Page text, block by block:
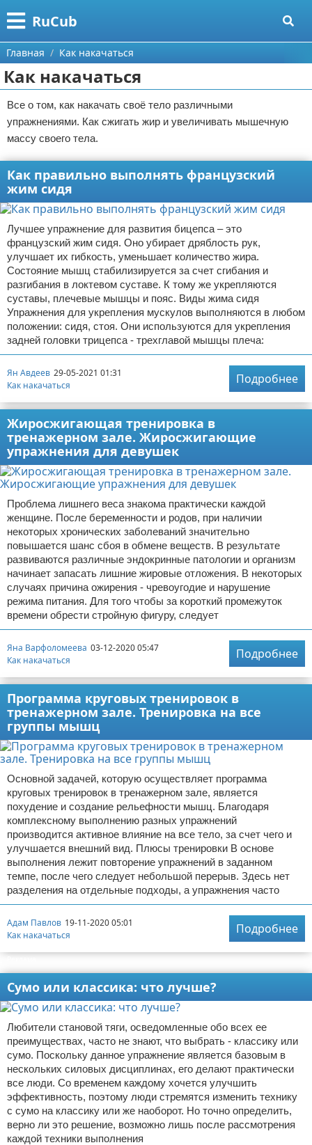
RuCub
Меню
Главная
Категории
Аэробика
Разное про спорт
Баскетбол
Бодибилдинг
Конный спорт
Экстримальный спорт
Футбол
Боевые виды искусства
Теннис
Легкая атлетика
Водный спорт
Похудание
Йога и пилатес
Хоккей
Волейбол
Детский спорт
Зимние виды спорта
Тренировки дома
Спортивное питание
Поиск
О проекте
Контакты
Сотрудничество
Размещение рекламы
Для правообладателей
Условия предоставления информации
Отказ от ответственности
Главная Как накачаться
Как накачаться
Все о том, как накачать своё тело различными
упражнениями. Как сжигать жир и увеличивать мышечную
массу своего тела.
Как правильно выполнять французский
жим сидя
Лучшее упражнение для развития бицепса – это
французский жим сидя. Оно убирает дряблость рук,
улучшает их гибкость, уменьшает количество жира.
Состояние мышц стабилизируется за счет сгибания и
разгибания в локтевом суставе. К тому же укрепляются
суставы, плечевые мышцы и пояс. Виды жима сидя
Упражнения для укрепления мускулов выполняются в любом
положении: сидя, стоя. Они используются для укрепления
задней головки трицепса - трехглавой мышцы плеча:
Ян Авдеев 29-05-2021 01:31
Как накачаться
Подробнее
Жиросжигающая тренировка в
тренажерном зале. Жиросжигающие
упражнения для девушек
Проблема лишнего веса знакома практически каждой
женщине. После беременности и родов, при наличии
некоторых хронических заболеваний значительно
повышается шанс сбоя в обмене веществ. В результате
развиваются различные эндокринные патологии и организм
начинает запасать лишние жировые отложения. В некоторых
случаях причина ожирения - чревоугодие и нарушение
режима питания. Для того чтобы за короткий промежуток
времени обрести стройную фигуру, следует
Яна Варфоломеева 03-12-2020 05:47
Как накачаться
Подробнее
Программа круговых тренировок в
тренажерном зале. Тренировка на все
группы мышц
Основной задачей, которую осуществляет программа
круговых тренировок в тренажерном зале, является
похудение и создание рельефности мышц. Благодаря
комплексному выполнению разных упражнений
производится активное влияние на все тело, за счет чего и
улучшается внешний вид. Плюсы тренировки В основе
выполнения лежит повторение упражнений в заданном
темпе, после чего следует небольшой перерыв. Здесь нет
разделения на отдельные подходы, а упражнения часто
Адам Павлов 19-11-2020 05:01
Как накачаться
Подробнее
Сумо или классика: что лучше?
Любители становой тяги, осведомленные обо всех ее
преимуществах, часто не знают, что выбрать - классику или
сумо. Поскольку данное упражнение является базовым в
нескольких силовых дисциплинах, его делают практически
все люди. Со временем каждому хочется улучшить
эффективность, поэтому люди стремятся изменить технику
с сумо на классику или же наоборот. Но точно определить,
верно ли это решение, возможно лишь после рассмотрения
каждой техники выполнения